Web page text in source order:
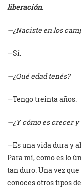
liberación.
—¿Naciste en los
—Sí.
—¿Qué edad tenés?
—Tengo treinta años.
—¿Y cómo es crecer
—Es una vida dura y
Para mí, como es lo
tan duro. Una vez
conoces otros tipos